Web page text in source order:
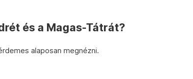
és a Magas-Tátrát?
alaposan megnézni.